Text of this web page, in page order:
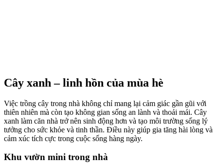
Cây xanh – linh hồn của mùa hè
Việc trồng cây trong nhà không chỉ mang lại cảm giác gần gũi với
thiên nhiên mà còn tạo không gian sống an lành và thoải mái. Cây
xanh làm căn nhà trở nên sinh động hơn và tạo môi trường sống lý
tưởng cho sức khỏe và tinh thần. Điều này giúp gia tăng hài lòng và
cảm xúc tích cực trong cuộc sống hàng ngày.
Khu vườn mini trong nhà